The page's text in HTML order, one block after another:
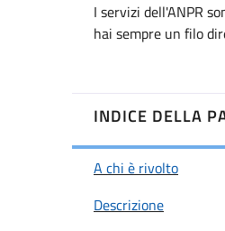
I servizi dell'ANPR
hai sempre un filo
INDICE DELLA
A chi è rivolto
Descrizione